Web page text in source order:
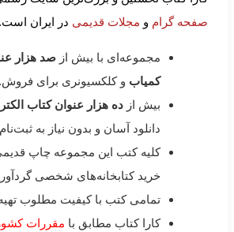
صفحه گرام و مجلات قدیمی در ایران است.
مجموعه‌ای با بیش از صد هزار
کمیاب و کلکسیونری برای فروش.
بیش از ده هزار عنوان کتاب
دانلود آسان و بدون نیاز به
کلیه کتب این مجموعه چاپ
خرید کتابخانه‌های شخصی
تمامی کتب با کیفیت مطلوب
کارا کتاب مطابق با مقررات